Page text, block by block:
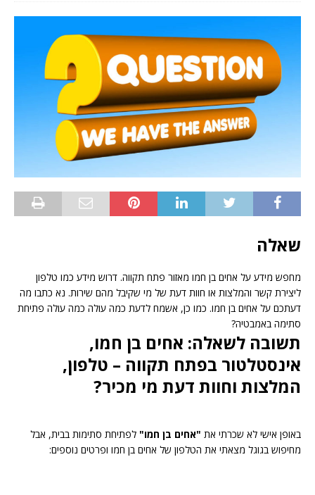
שאלה
מחפש מידע על אחים בן חמו מאזור פתח תקווה. דרוש מידע כמו טלפון
ליצירת קשר והמלצות או חוות דעת של מי שקיבל מהם שירות. נא כתבו מה
דעתכם על אחים בן חמו. כמו כן, אשמח לדעת כמה עולה כמה עולה פתיחת
סתימה באמבטיה?
תשובה לשאלה: אחים בן חמו,
אינסטלטור בפתח תקווה – טלפון,
המלצות וחוות דעת מי מכיר?
באופן אישי לא שכרתי את "אחים בן חמו" לפתיחת סתימות בבית, אבל
מחיפוש בגוגל מצאתי את הטלפון של אחים בן חמו ופרטים נוספים: